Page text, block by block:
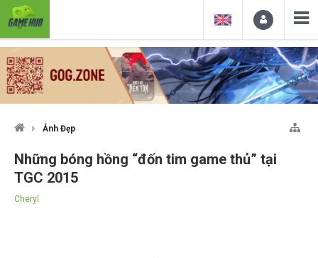
Ảnh Đẹp
Những bóng hồng “đốn tim game thủ” tại
TGC 2015
Cheryl